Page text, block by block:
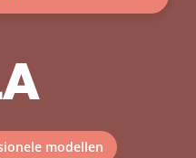
modellen